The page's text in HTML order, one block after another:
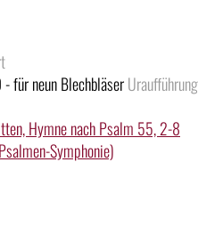
für neun Blechbläser
Hymne nach Psalm 55, 2-8
Symphonie)